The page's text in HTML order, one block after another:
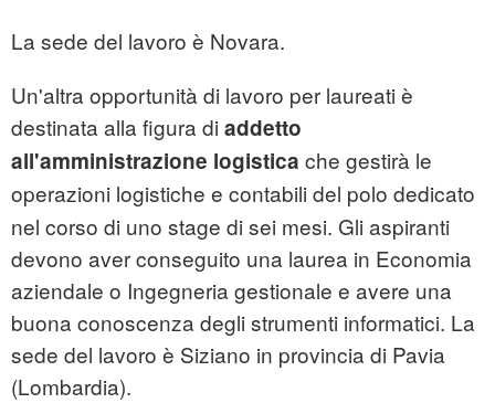
La sede del lavoro è Novara.
Un'altra opportunità di lavoro per laureati è
destinata alla figura di addetto
all'amministrazione logistica che gestirà le
operazioni logistiche e contabili del polo dedicato
nel corso di uno stage di sei mesi. Gli aspiranti
devono aver conseguito una laurea in Economia
aziendale o Ingegneria gestionale e avere una
buona conoscenza degli strumenti informatici. La
sede del lavoro è Siziano in provincia di Pavia
(Lombardia).